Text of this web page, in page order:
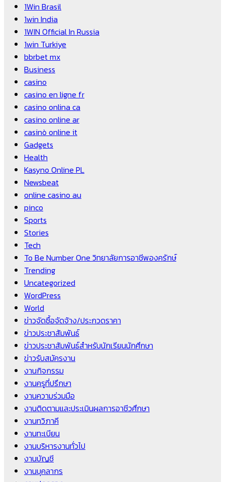
1Win Brasil
1win India
1WIN Official In Russia
1win Turkiye
bbrbet mx
Business
casino
casino en ligne fr
casino onlina ca
casino online ar
casinò online it
Gadgets
Health
Kasyno Online PL
Newsbeat
online casino au
pinco
Sports
Stories
Tech
To Be Number One วิทยาลัยการอาชีพองครักษ์
Trending
Uncategorized
WordPress
World
ข่าวจัดซื้อจัดจ้าง/ประกวดราคา
ข่าวประชาสัมพันธ์
ข่าวประชาสัมพันธ์สำหรับนักเรียนนักศึกษา
ข่าวรับสมัครงาน
งานกิจกรรม
งานครูที่ปรึกษา
งานความร่วมมือ
งานติดตามและประเมินผลการอาชีวศึกษา
งานทวิภาคี
งานทะเบียน
งานบริหารงานทั่วไป
งานบัญชี
งานบุคลากร